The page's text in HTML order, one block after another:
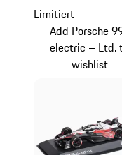
Limitiert
Add Porsche
electric – Ltd.
wishlist